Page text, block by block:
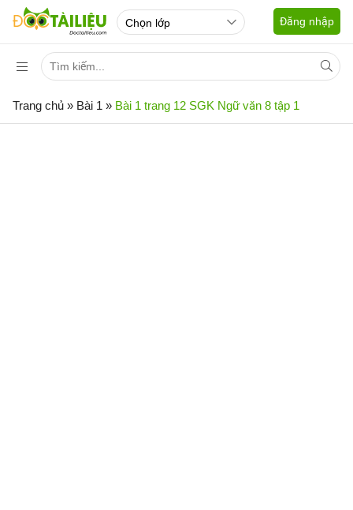
Đăng nhập
Trang chủ » Bài 1 » Bài 1 trang 12 SGK Ngữ văn 8 tập 1